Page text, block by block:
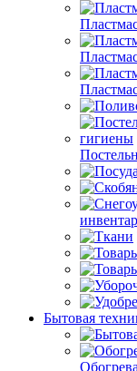
Бытовая